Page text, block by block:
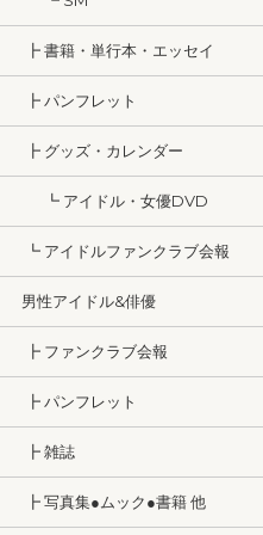
┣ 書籍・単行本・エッセイ
┣ パンフレット
┣ グッズ・カレンダー
┗ アイドル・女優DVD
┗ アイドルファンクラブ会報
男性アイドル&俳優
┣ ファンクラブ会報
┣ パンフレット
┣ 雑誌
┣ 写真集●ムック●書籍 他